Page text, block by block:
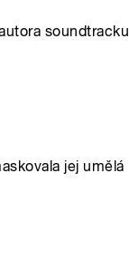
soundtracku
jej umělá